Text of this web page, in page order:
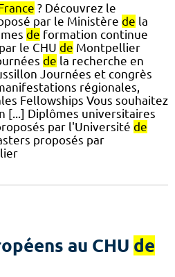
? Découvrez le
par le Ministère de la
de formation continue
le CHU de Montpellier
de la recherche en
Journées et congrès
régionales,
Fellowships Vous souhaitez
Diplômes universitaires
par l'Université de
proposés par
au CHU de